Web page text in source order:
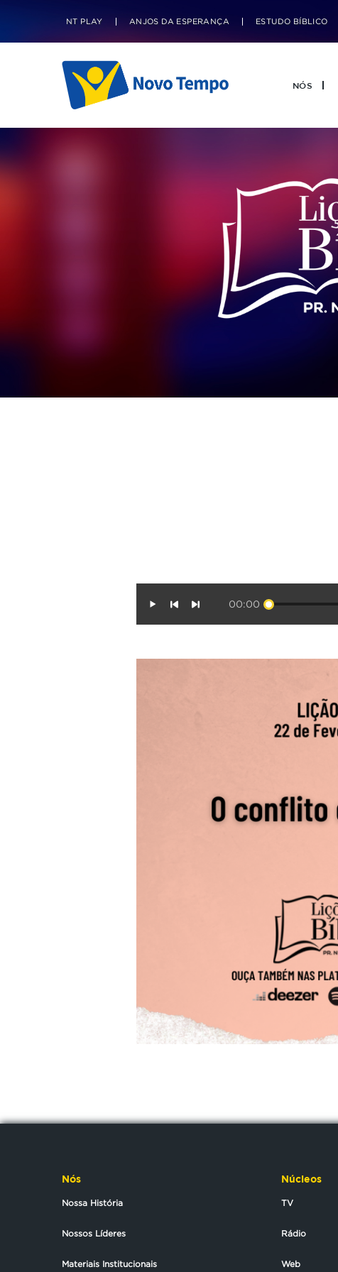
NÓS
NT PLAY ANJOS DA ESPERANÇA ESTUDO BÍBLICO
00:00
Nós
Nossa História
Nossos Líderes
Materiais Institucionais
Núcleos
TV
Rádio
Web